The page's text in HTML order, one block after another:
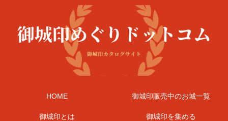
HOME 御城印販売中のお城一覧
御城印とは 御城印を集める